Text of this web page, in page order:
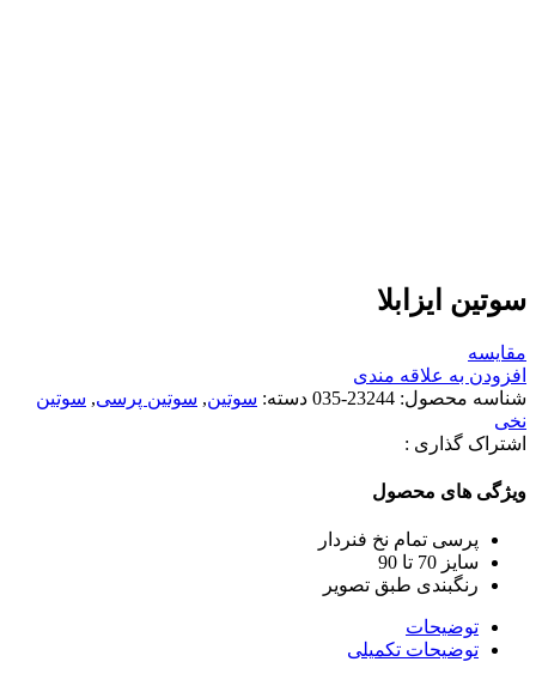
سوتین ایزابلا
مقایسه
افزودن به علاقه مندی
شناسه محصول: 23244-035 دسته: سوتین, سوتین پرسی, سوتین
نخی
اشتراک گذاری :
ویژگی های محصول
پرسی تمام نخ فنردار
سایز 70 تا 90
رنگبندی طبق تصویر
توضیحات
توضیحات تکمیلی